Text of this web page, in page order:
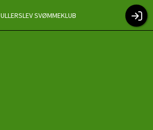
ULLERSLEV SVØMMEKLUB